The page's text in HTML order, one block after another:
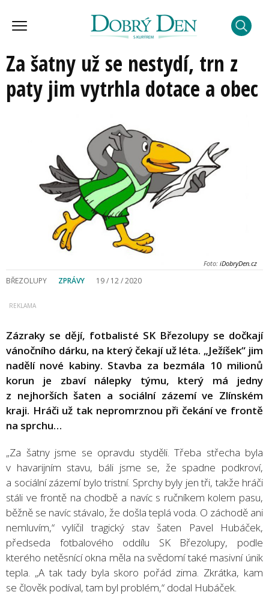
Za šatny už se nestydí, trn z
paty jim vytrhla dotace a obec
Foto: iDobryDen.cz
BŘEZOLUPY ZPRÁVY 19 / 12 / 2020
Zázraky se dějí, fotbalisté SK Březolupy se dočkají
vánočního dárku, na který čekají už léta. „Ježíšek“ jim
nadělí nové kabiny. Stavba za bezmála 10 milionů
korun je zbaví nálepky týmu, který má jedny
z nejhorších šaten a sociální zázemí ve Zlínském
kraji. Hráči už tak nepromrznou při čekání ve frontě
na sprchu…
„Za šatny jsme se opravdu styděli. Třeba střecha byla
v havarijním stavu, báli jsme se, že spadne podkroví,
a sociální zázemí bylo tristní. Sprchy byly jen tři, takže hráči
stáli ve frontě na chodbě a navíc s ručníkem kolem pasu,
běžně se navíc stávalo, že došla teplá voda. O záchodě ani
nemluvím,“ vylíčil tragický stav šaten Pavel Hubáček,
předseda fotbalového oddílu SK Březolupy, podle
kterého netěsnící okna měla na svědomí také masivní únik
tepla. „A tak tady byla skoro pořád zima. Zkrátka, kam
se člověk podíval, tam byl problém,“ dodal Hubáček.